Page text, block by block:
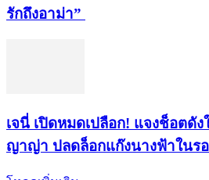
รักถึงอาม่า”
เจนี่ เปิดหมดเปลือก! แจงช็อตดั
ญาญ่า ปลดล็อกแก๊งนางฟ้าในร